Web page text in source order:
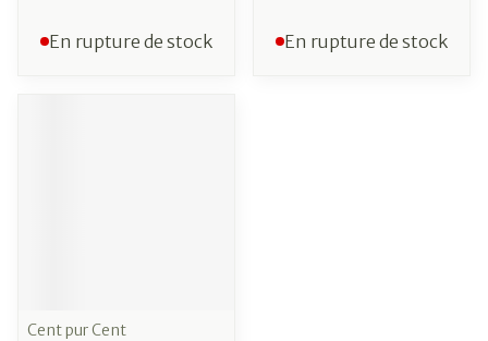
En rupture de stock En rupture de stock
Cent pur Cent